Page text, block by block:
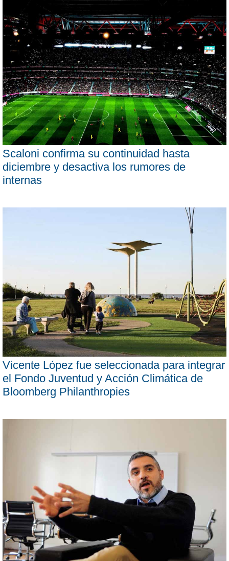
Scaloni confirma su continuidad hasta
diciembre y desactiva los rumores de
internas
Vicente López fue seleccionada para integrar
el Fondo Juventud y Acción Climática de
Bloomberg Philanthropies